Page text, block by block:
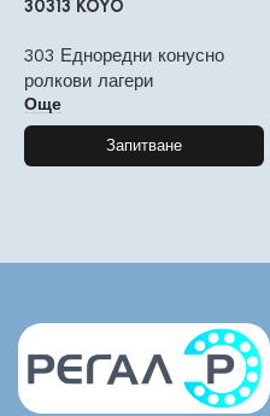
30313 KOYO
303 Едноредни конусно
ролкови лагери
Още
Запитване